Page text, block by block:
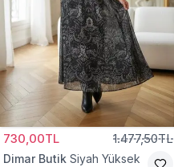
730,00TL 1.477,50TL
Dimar Butik Siyah Yüksek